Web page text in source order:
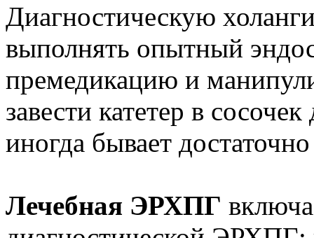
Диагностическую
выполнять опытный
премедикацию и
завести катетер в
иногда бывает
Лечебная ЭРХПГ